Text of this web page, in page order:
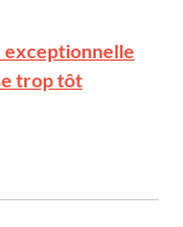
exceptionnelle
trop tôt